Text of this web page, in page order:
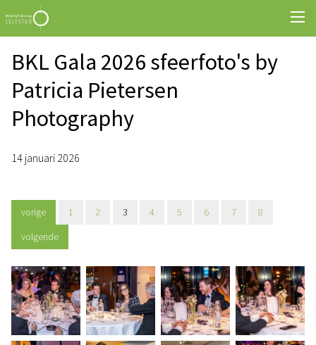
BKL Gala 2026 sfeerfoto's by
Patricia Pietersen
Photography
14 januari 2026
vorige 1 2 3 4 5 6 7
8
volgende